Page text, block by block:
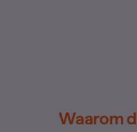
Waarom